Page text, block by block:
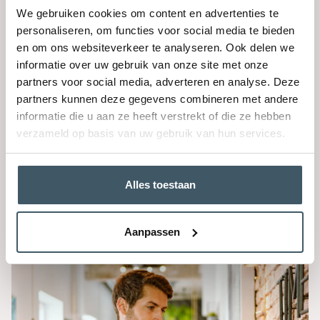
We gebruiken cookies om content en advertenties te
personaliseren, om functies voor social media te bieden
en om ons websiteverkeer te analyseren. Ook delen we
informatie over uw gebruik van onze site met onze
partners voor social media, adverteren en analyse. Deze
partners kunnen deze gegevens combineren met andere
informatie die u aan ze heeft verstrekt of die ze hebben
verzameld op basis van uw gebruik van hun services.
Alles toestaan
Aanpassen
veranderde zijn blik op het voeren van een goed
pleidooi radicaal. Lees hier de tip.
Lees verder
Een sonate als
inspiratiebron om
Kom niet te snel met je oplossing!